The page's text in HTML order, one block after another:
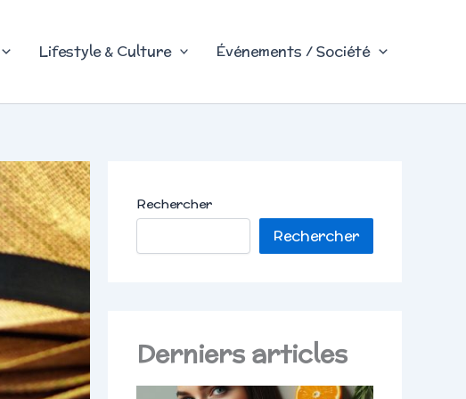
Lifestyle & Culture Événements / Société
Rechercher
Rechercher
Derniers articles